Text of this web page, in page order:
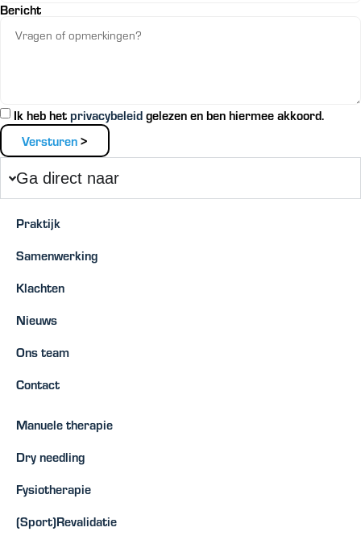
Bericht
Ik heb hetprivacybeleidgelezen en ben hiermee akkoord.
Versturen
Ga direct naar
Praktijk
Samenwerking
Klachten
Nieuws
Ons team
Contact
Manuele therapie
Dry needling
Fysiotherapie
(Sport)Revalidatie